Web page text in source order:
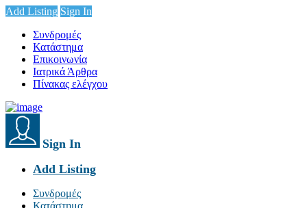
Add Listing Sign In
Συνδρομές
Κατάστημα
Επικοινωνία
Ιατρικά Άρθρα
Πίνακας ελέγχου
Sign In
Add Listing
Συνδρομές
Κατάστημα